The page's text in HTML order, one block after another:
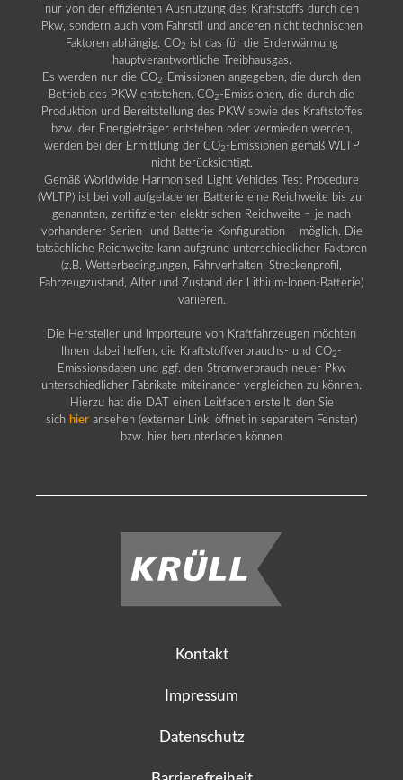
nur von der effizienten Ausnutzung des Kraftstoffs durch den
Pkw, sondern auch vom Fahrstil und anderen nicht technischen
Faktoren abhängig. CO2 ist das für die Erderwärmung
hauptverantwortliche Treibhausgas.
Es werden nur die CO2 -Emissionen angegeben, die durch den
Betrieb des PKW entstehen. CO2 -Emissionen, die durch die
Produktion und Bereitstellung des PKW sowie des Kraftstoffes
bzw. der Energieträger entstehen oder vermieden werden,
werden bei der Ermittlung der CO2 -Emissionen gemäß WLTP
nicht berücksichtigt.
Gemäß Worldwide Harmonised Light Vehicles Test Procedure
(WLTP) ist bei voll aufgeladener Batterie eine Reichweite bis zur
genannten, zertifizierten elektrischen Reichweite – je nach
vorhandener Serien- und Batterie-Konfiguration – möglich. Die
tatsächliche Reichweite kann aufgrund unterschiedlicher Faktoren
(z.B. Wetterbedingungen, Fahrverhalten, Streckenprofil,
Fahrzeugzustand, Alter und Zustand der Lithium-Ionen-Batterie)
variieren.
Die Hersteller und Importeure von Kraftfahrzeugen möchten
Ihnen dabei helfen, die Kraftstoffverbrauchs- und CO2 -
Emissionsdaten und ggf. den Stromverbrauch neuer Pkw
unterschiedlicher Fabrikate miteinander vergleichen zu können.
Hierzu hat die DAT einen Leitfaden erstellt, den Sie
sich hier ansehen (externer Link, öffnet in separatem Fenster)
bzw. hier herunterladen können
Kontakt
Impressum
Datenschutz